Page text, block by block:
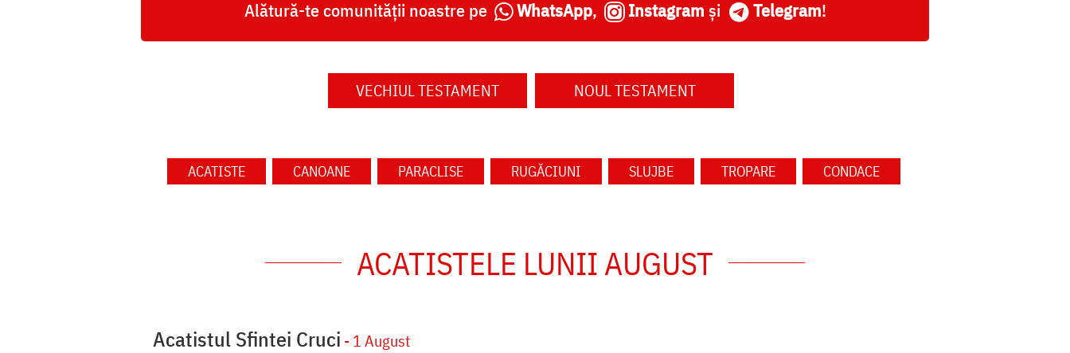
Alătură-te comunității noastre pe WhatsApp, Instagram și Telegram!
VECHIUL TESTAMENT NOUL TESTAMENT
ACATISTE CANOANE PARACLISE RUGĂCIUNI SLUJBE TROPARE CONDACE
ACATISTELE LUNII AUGUST
Acatistul Sfintei Cruci - 1 August